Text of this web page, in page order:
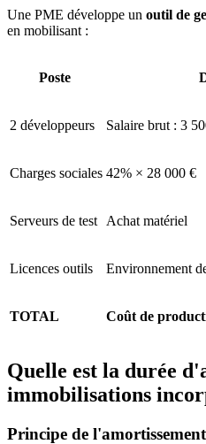
Une PME développe un outil de
en mobilisant :
Poste
2 développeurs Salaire brut : 3
Charges sociales 42% × 28 000 €
Serveurs de test Achat matériel
Licences outils Environnement
TOTAL Coût de
Quelle est la durée
immobilisations
Principe de l'amortissement